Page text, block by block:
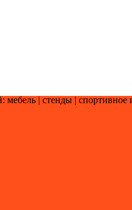
| стенды | cпортивное